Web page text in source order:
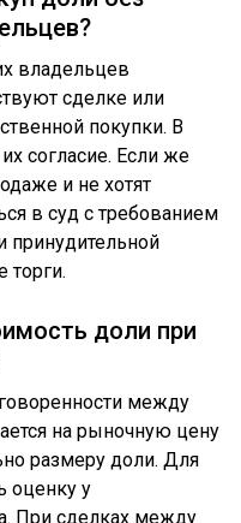
владельцев
сделке или
покупки. В
согласие. Если же
и не хотят
в суд с требованием
принудительной
торги.
доли при
между
на рыночную цену
размеру доли. Для
оценку у
При сделках между